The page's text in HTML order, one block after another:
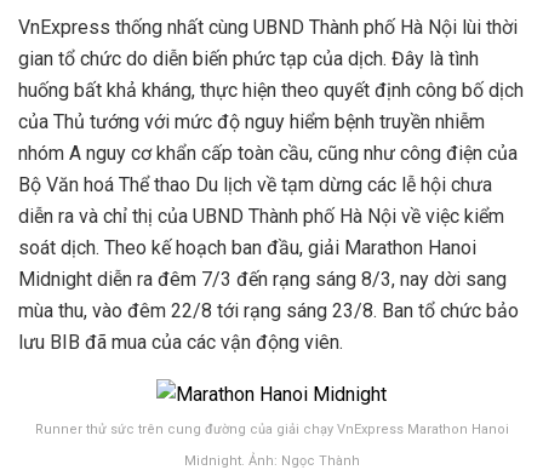
VnExpress thống nhất cùng UBND Thành phố Hà Nội lùi thời
gian tổ chức do diễn biến phức tạp của dịch. Đây là tình
huống bất khả kháng, thực hiện theo quyết định công bố dịch
của Thủ tướng với mức độ nguy hiểm bệnh truyền nhiễm
nhóm A nguy cơ khẩn cấp toàn cầu, cũng như công điện của
Bộ Văn hoá Thể thao Du lịch về tạm dừng các lễ hội chưa
diễn ra và chỉ thị của UBND Thành phố Hà Nội về việc kiểm
soát dịch. Theo kế hoạch ban đầu, giải Marathon Hanoi
Midnight diễn ra đêm 7/3 đến rạng sáng 8/3, nay dời sang
mùa thu, vào đêm 22/8 tới rạng sáng 23/8. Ban tổ chức bảo
lưu BIB đã mua của các vận động viên.
Runner thử sức trên cung đường của giải chạy VnExpress Marathon Hanoi
Midnight. Ảnh: Ngọc Thành